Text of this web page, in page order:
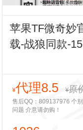
苹果TF微奇妙
载-战狼同款-
¥代理8.5 ¥原
售后QQ：809137976 个
问题 介意请勿购！